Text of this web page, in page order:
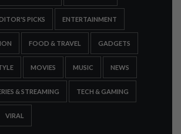
PICKS ENTERTAINMENT
FOOD & TRAVEL GADGETS
MOVIES MUSIC NEWS
& STREAMING TECH & GAMING
VIRAL